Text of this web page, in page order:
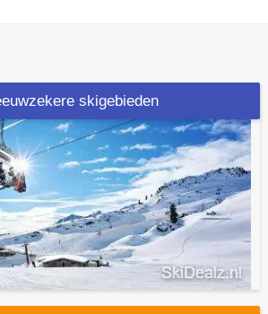
skigebieden